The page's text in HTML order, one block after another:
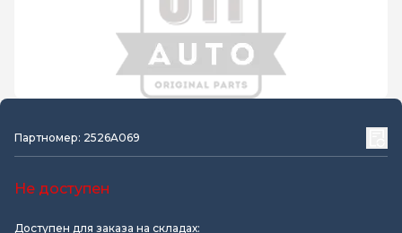
Партномер: 2526A069
Не доступен
Доступен для заказа на складах: